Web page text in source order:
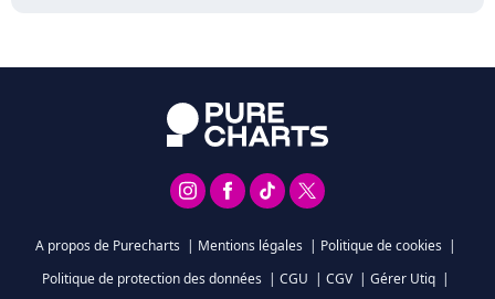
A propos de Purecharts | Mentions légales | Politique de cookies |
Politique de protection des données | CGU | CGV | Gérer Utiq |